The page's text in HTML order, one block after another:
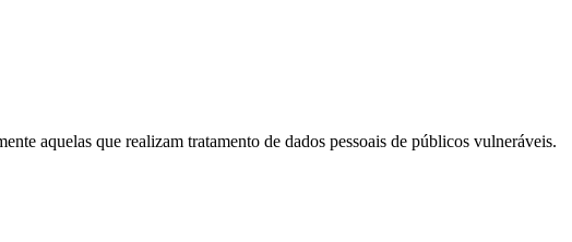
aquelas que realizam tratamento de dados pessoais de públicos vulneráveis.